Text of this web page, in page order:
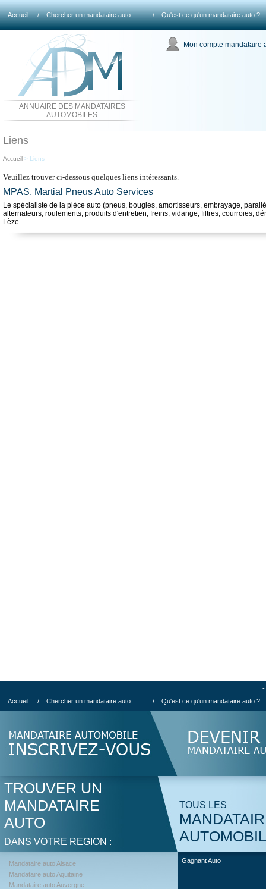
Accueil / Chercher un mandataire auto / Qu'est ce qu'un mandataire auto ?
ANNUAIRE DES MANDATAIRES
AUTOMOBILES
Mon compte mandataire
Liens
Accueil > Liens
Veuillez trouver ci-dessous quelques liens intéressants.
MPAS, Martial Pneus Auto Services
Le spécialiste de la pièce auto (pneus, bougies, amortisseurs, embrayage,
alternateurs, roulements, produits d'entretien, freins, vidange, filtres, courroies,
Lèze.
-
Accueil
/ Chercher un mandataire auto / Qu'est ce qu'un mandataire auto ?
TOUS LES
TROUVER UN
MANDATAIRE
AUTO
DANS VOTRE REGION :
Mandataire auto Alsace
Mandataire auto Aquitaine
Mandataire auto Auvergne
Gagnant Auto